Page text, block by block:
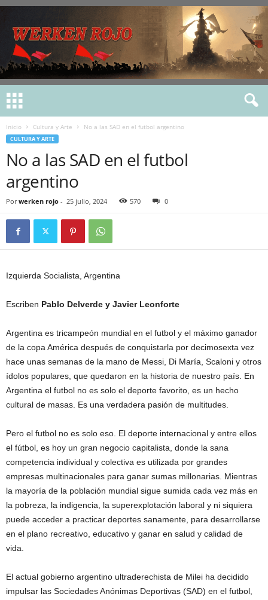
Inicio Cultura y Arte No a las SAD en el futbol argentino
CULTURA Y ARTE
No a las SAD en el futbol
argentino
Por werken rojo - 25 julio, 2024 570 0
Izquierda Socialista, Argentina
Escriben Pablo Delverde y Javier Leonforte
Argentina es tricampeón mundial en el futbol y el máximo ganador
de la copa América después de conquistarla por decimosexta vez
hace unas semanas de la mano de Messi, Di María, Scaloni y otros
ídolos populares, que quedaron en la historia de nuestro país. En
Argentina el futbol no es solo el deporte favorito, es un hecho
cultural de masas. Es una verdadera pasión de multitudes.
Pero el futbol no es solo eso. El deporte internacional y entre ellos
el fútbol, es hoy un gran negocio capitalista, donde la sana
competencia individual y colectiva es utilizada por grandes
empresas multinacionales para ganar sumas millonarias. Mientras
la mayoría de la población mundial sigue sumida cada vez más en
la pobreza, la indigencia, la superexplotación laboral y ni siquiera
puede acceder a practicar deportes sanamente, para desarrollarse
en el plano recreativo, educativo y ganar en salud y calidad de
vida.
El actual gobierno argentino ultraderechista de Milei ha decidido
impulsar las Sociedades Anónimas Deportivas (SAD) en el futbol,